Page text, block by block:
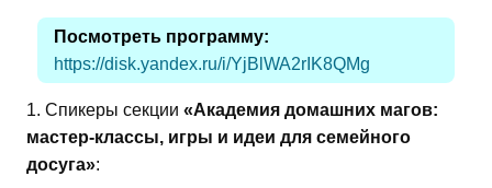
Посмотреть программу:
https://disk.yandex.ru/i/YjBlWA2rIK8QMg
1. Спикеры секции «Академия домашних магов:
мастер-классы, игры и идеи для семейного
досуга»: